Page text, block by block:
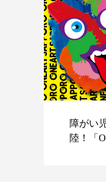
障がい
陸！「